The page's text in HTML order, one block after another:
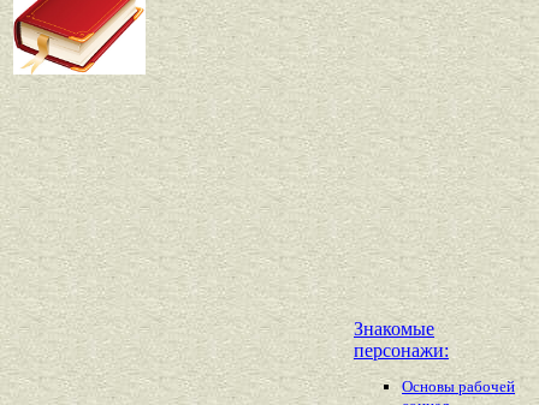
Знакомые
персонажи:
Основы рабочей